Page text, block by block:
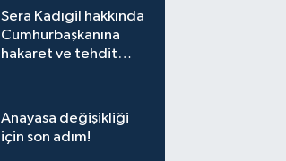
Sera Kadıgil hakkında
Cumhurbaşkanına
hakaret ve tehdit
Anayasa değişikliği
için son adım!